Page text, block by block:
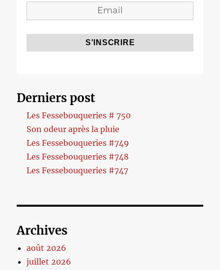
Derniers post
Les Fessebouqueries # 750
Son odeur après la pluie
Les Fessebouqueries #749
Les Fessebouqueries #748
Les Fessebouqueries #747
Archives
août 2026
juillet 2026